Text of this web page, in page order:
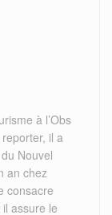
à l’Obs
il a
Nouvel
an chez
consacre
assure le